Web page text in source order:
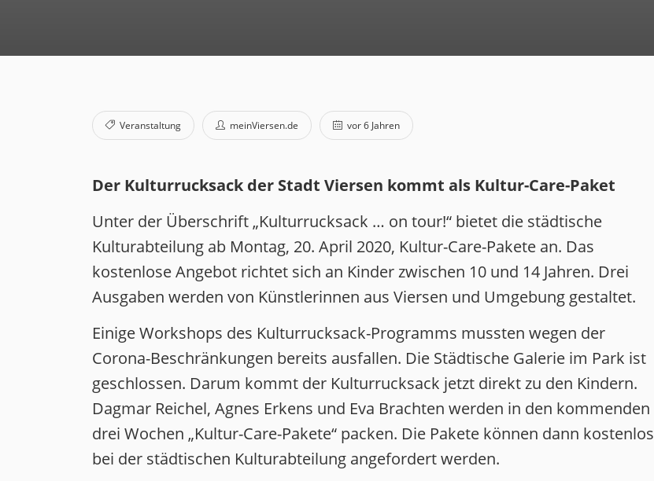
Veranstaltung meinViersen.de vor 6 Jahren
Der Kulturrucksack der Stadt Viersen kommt als Kultur-Care-Paket
Unter der Überschrift „Kulturrucksack … on tour!“ bietet die städtische
Kulturabteilung ab Montag, 20. April 2020, Kultur-Care-Pakete an. Das
kostenlose Angebot richtet sich an Kinder zwischen 10 und 14 Jahren. Drei
Ausgaben werden von Künstlerinnen aus Viersen und Umgebung gestaltet.
Einige Workshops des Kulturrucksack-Programms mussten wegen der
Corona-Beschränkungen bereits ausfallen. Die Städtische Galerie im Park ist
geschlossen. Darum kommt der Kulturrucksack jetzt direkt zu den Kindern.
Dagmar Reichel, Agnes Erkens und Eva Brachten werden in den kommenden
drei Wochen „Kultur-Care-Pakete“ packen. Die Pakete können dann kostenlos
bei der städtischen Kulturabteilung angefordert werden.